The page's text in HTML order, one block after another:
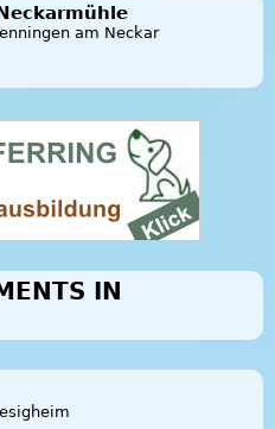
am Neckar
IN